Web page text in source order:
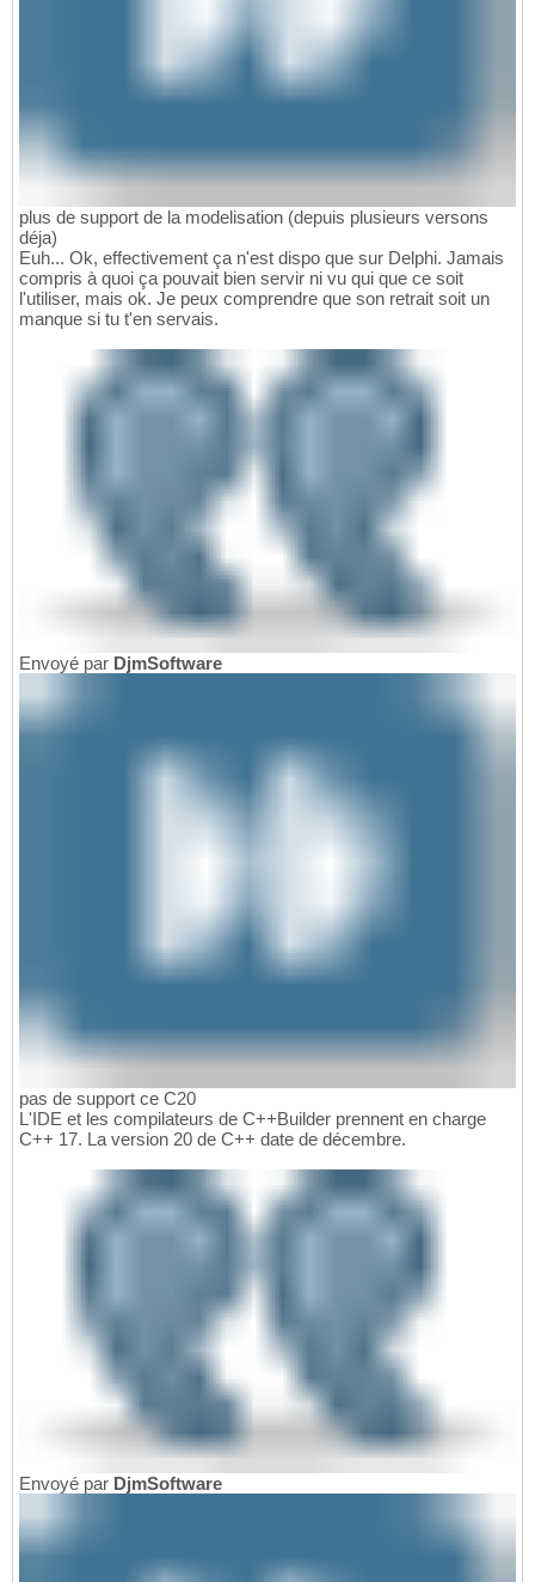
plus de support de la modelisation (depuis plusieurs versons
déja)
Euh... Ok, effectivement ça n'est dispo que sur Delphi. Jamais
compris à quoi ça pouvait bien servir ni vu qui que ce soit
l'utiliser, mais ok. Je peux comprendre que son retrait soit un
manque si tu t'en servais.
Envoyé par DjmSoftware
pas de support ce C20
L'IDE et les compilateurs de C++Builder prennent en charge
C++ 17. La version 20 de C++ date de décembre.
Envoyé par DjmSoftware